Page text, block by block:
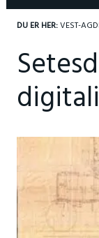
DU ER HER:VEST-